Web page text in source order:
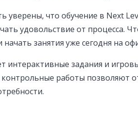
уверены, что обучение в Next
удовольствие от процесса.
начать занятия уже сегодня на
интерактивные задания и
контрольные работы позволяют